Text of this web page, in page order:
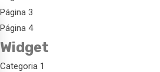
Página 3
Página 4
Widget
Categoria 1